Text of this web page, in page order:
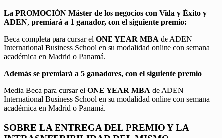
La PROMOCIÓN Máster de los negocios con Vida y Éxito y
ADEN, premiará a 1 ganador, con el siguiente premio:
Beca completa para cursar el ONE YEAR MBA de ADEN
International Business School en su modalidad online con semana
académica en Madrid o Panamá.
Además se premiará a 5 ganadores, con el siguiente premio
Media Beca para cursar el ONE YEAR MBA de ADEN
International Business School en su modalidad online con semana
académica en Madrid o Panamá.
SOBRE LA ENTREGA DEL PREMIO Y LA